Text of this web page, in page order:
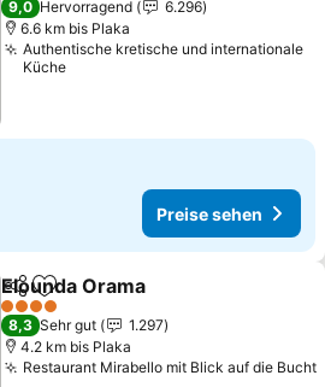
9,0 Hervorragend
6.296
6.6 km bis Plaka
Authentische kretische und internationale
Küche
Preise sehen
TeilenZu Favoriten hinzufügen
Elounda Orama
4 Sterne
8,3 Sehr gut
1.297
4.2 km bis Plaka
Restaurant Mirabello mit Blick auf die Bucht